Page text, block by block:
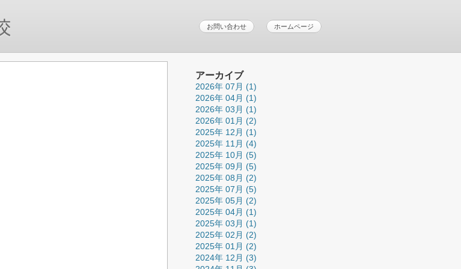
ホームページ
お問い合わせ
アーカイブ
2026年 07月 (1)
2026年 04月 (1)
2026年 03月 (1)
2026年 01月 (2)
2025年 12月 (1)
2025年 11月 (4)
2025年 10月 (5)
2025年 09月 (5)
2025年 08月 (2)
2025年 07月 (5)
2025年 05月 (2)
2025年 04月 (1)
2025年 03月 (1)
2025年 02月 (2)
2025年 01月 (2)
2024年 12月 (3)